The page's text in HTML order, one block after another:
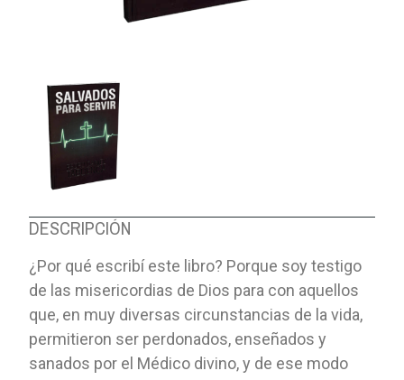
DESCRIPCIÓN
¿Por qué escribí este libro? Porque soy testigo
de las misericordias de Dios para con aquellos
que, en muy diversas circunstancias de la vida,
permitieron ser perdonados, enseñados y
sanados por el Médico divino, y de ese modo